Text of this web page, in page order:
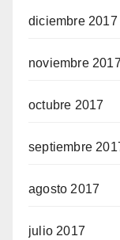
diciembre 2017
noviembre 2017
octubre 2017
septiembre
agosto 2017
julio 2017